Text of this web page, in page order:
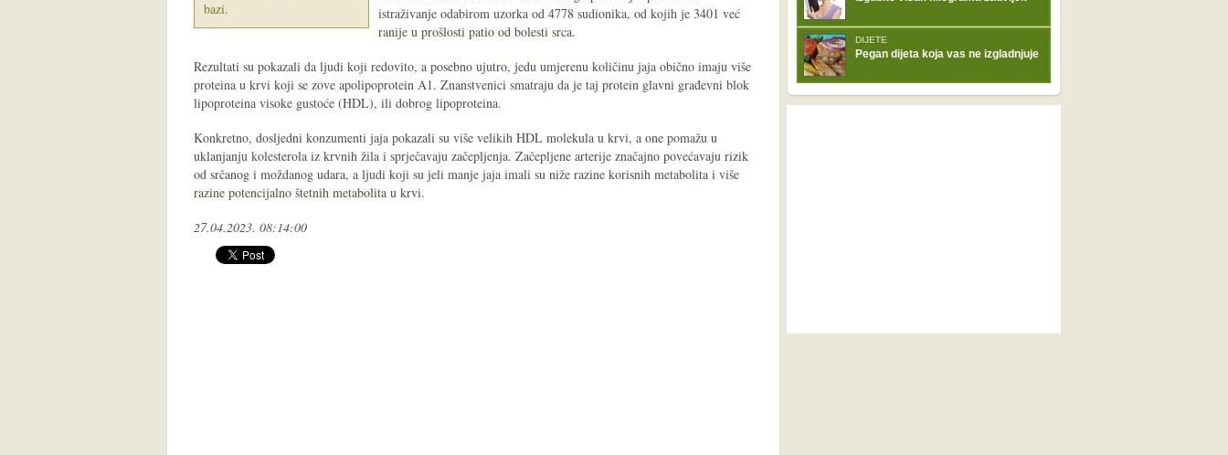
bazi.
istraživanje odabirom uzorka od 4778 sudionika, od kojih je 3401 već
ranije u prošlosti patio od bolesti srca.
Rezultati su pokazali da ljudi koji redovito, a posebno ujutro, jedu umjerenu količinu jaja obično imaju više
proteina u krvi koji se zove apolipoprotein A1. Znanstvenici smatraju da je taj protein glavni građevni blok
lipoproteina visoke gustoće (HDL), ili dobrog lipoproteina.
Konkretno, dosljedni konzumenti jaja pokazali su više velikih HDL molekula u krvi, a one pomažu u
uklanjanju kolesterola iz krvnih žila i sprječavaju začepljenja. Začepljene arterije značajno povećavaju rizik
od srčanog i moždanog udara, a ljudi koji su jeli manje jaja imali su niže razine korisnih metabolita i više
razine potencijalno štetnih metabolita u krvi.
27.04.2023. 08:14:00
DIJETE
Pegan dijeta koja vas ne izgladnjuje